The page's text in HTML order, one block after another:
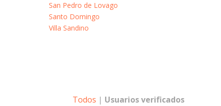
San Pedro de Lovago
Santo Domingo
Villa Sandino
Todos | Usuarios verificados